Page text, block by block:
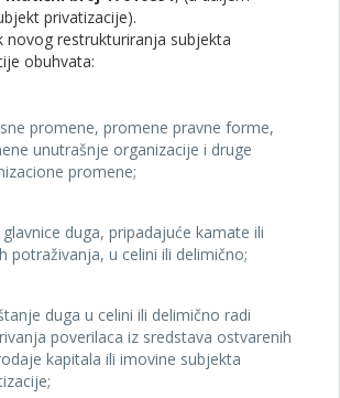
privatizacije).
novog restrukturiranja subjekta
obuhvata:
promene, promene pravne forme,
unutrašnje organizacije i druge
promene;
duga, pripadajuće kamate ili
potraživanja, u celini ili delimično;
duga u celini ili delimično radi
poverilaca iz sredstava ostvarenih
kapitala ili imovine subjekta